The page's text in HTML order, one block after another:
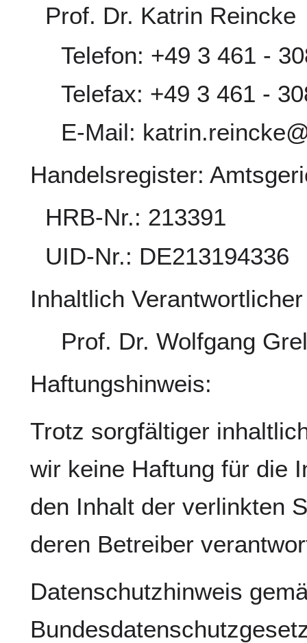
Prof. Dr. Katrin Reincke
Telefon: +49 3 461 -
Telefax: +49 3 461 -
E-Mail:
Handelsregister:
HRB-Nr.: 213391
UID-Nr.: DE213194336
Inhaltlich
Prof. Dr. Wolfgang
Haftungshinweis:
Trotz sorgfältiger
wir keine Haftung für die
den Inhalt der verlinkten
deren Betreiber
Datenschutzhinweis